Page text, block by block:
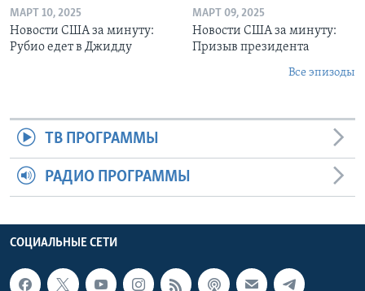
МАРТ 10, 2025
Новости США за минуту:
Рубио едет в Джидду
МАРТ 09, 2025
Новости США за минуту:
Призыв президента
Все эпизоды
ТВ ПРОГРАММЫ
РАДИО ПРОГРАММЫ
СОЦИАЛЬНЫЕ СЕТИ